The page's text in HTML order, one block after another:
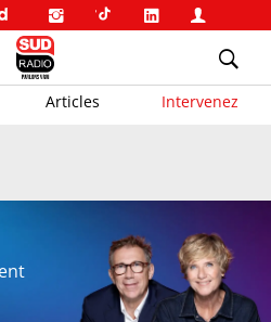
Articles Intervenez